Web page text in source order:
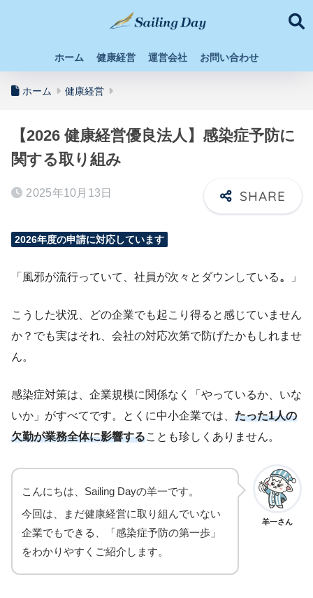
ホーム 健康経営 運営会社 お問い合わせ
ホーム 健康経営
【2026 健康経営優良法人】感染症予防に
関する取り組み
2025年10月13日
2026年度の申請に対応しています
「風邪が流行っていて、社員が次々とダウンしている。 」
こうした状況、どの企業でも起こり得ると感じていません
か？でも実はそれ、会社の対応次第で防げたかもしれませ
ん。
感染症対策は、企業規模に関係なく「やっているか、いな
いか」がすべてです。とくに中小企業では、 たった1人の
欠勤が業務全体に影響することも珍しくありません。
羊一さん
こんにちは、Sailing Dayの羊一です。
今回は、まだ健康経営に取り組んでいない
企業でもできる、「感染症予防の第一歩」
をわかりやすくご紹介します。